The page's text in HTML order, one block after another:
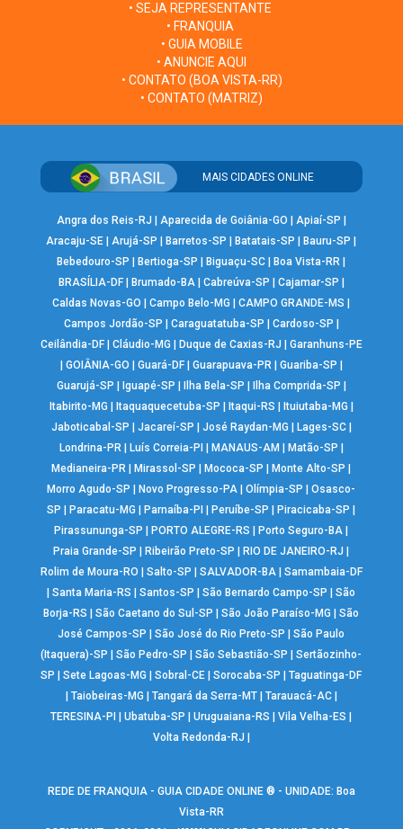
• SEJA REPRESENTANTE
• FRANQUIA
• GUIA MOBILE
• ANUNCIE AQUI
• CONTATO (BOA VISTA-RR)
• CONTATO (MATRIZ)
MAIS CIDADES ONLINE
Angra dos Reis-RJ Aparecida de Goiânia-GO Apiaí-SP
Aracaju-SE |Arujá-SP Barretos-SP Batatais-SP Bauru-SP
Bebedouro-SP
Bertioga-SP Biguaçu-SC Boa Vista-RR
BRASÍLIA-DF| Brumado-BA| Cabreúva-SP Cajamar-SP
Caldas Novas-GO
|Campo Belo-MG |CAMPO GRANDE-MS
Campos Jordão-SP
Caraguatatuba-SP Cardoso-SP
Ceilândia-DF| Cláudio-MG Duque de Caxias-RJ
Garanhuns-PE
GOIÂNIA-GO Guará-DF| Guarapuava-PR| Guariba-SP
Guarujá-SP
Iguapé-SP Ilha Bela-SP Ilha Comprida-SP
Itabirito-MG
Itaquaquecetuba-SP Itaqui-RS Ituiutaba-MG
Jaboticabal-SP
Jacareí-SP José Raydan-MG Lages-SC|
Londrina-PR| Luís Correia-PI MANAUS-AM Matão-SP
Medianeira-PR
Mirassol-SP Mococa-SP Monte Alto-SP
Morro Agudo-SP
Novo Progresso-PA |Olímpia-SP |Osasco-
SP
Paracatu-MG Parnaíba-PI Peruíbe-SP Piracicaba-SP
Pirassununga-SP
PORTO ALEGRE-RS Porto Seguro-BA
Praia Grande-SP
Ribeirão Preto-SP RIO DE JANEIRO-RJ
Rolim de Moura-RO
Salto-SP SALVADOR-BA| Samambaia-DF
|Santa Maria-RS |Santos-SP |São Bernardo Campo-SP |São
Borja-RS
|São Caetano do Sul-SP |São João Paraíso-MG |São
José Campos-SP
|São José do Rio Preto-SP |São Paulo
(Itaquera)-SP
|São Pedro-SP |São Sebastião-SP |Sertãozinho-
SP
|Sete Lagoas-MG |Sobral-CE |Sorocaba-SP |Taguatinga-DF
Taiobeiras-MG Tangará da Serra-MT| Tarauacá-AC|
TERESINA-PI
|Ubatuba-SP |Uruguaiana-RS |Vila Velha-ES
Volta Redonda-RJ
REDE DE FRANQUIA - GUIA CIDADE ONLINE ® - UNIDADE: Boa
Vista-RR